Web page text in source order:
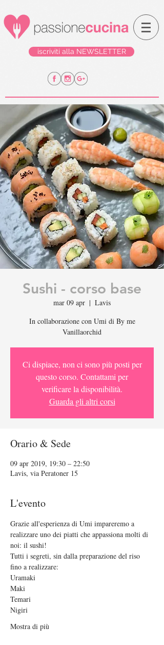
iscriviti alla NEWSLETTER
Sushi - corso base
mar 09 apr
  |
Lavis
In collaborazione con Umi di By me
Vanillaorchid
Ci dispiace, non ci sono più posti per
questo corso. Contattami per
verificare la disponibilità.
Guarda gli altri corsi
Orario & Sede
09 apr 2019, 19:30 – 22:50
Lavis, via Peratoner 15
L'evento
Grazie all'esperienza di Umi impareremo a
realizzare uno dei piatti che appassiona molti di
noi: il sushi!
Tutti i segreti, sin dalla preparazione del riso
fino a realizzare:
Uramaki
Maki
Temari
Nigiri
Mostra di più